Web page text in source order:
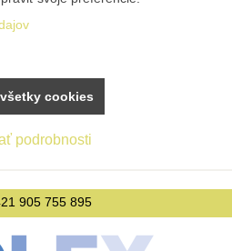
905 755 895
podrobnosti
cookies